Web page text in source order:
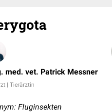
med. vet. Patrick Messner
| Tierärztin
Fluginsekten